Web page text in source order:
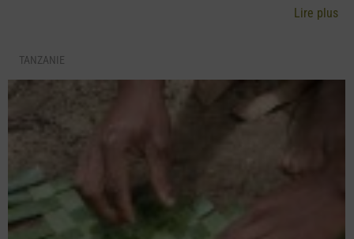
Lire plus
TANZANIE